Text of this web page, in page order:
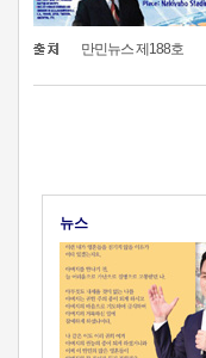
만민뉴스 제188호
뉴스